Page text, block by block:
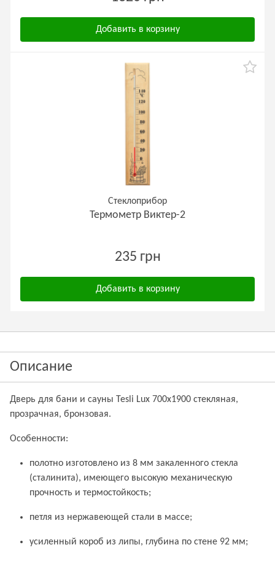
Добавить в корзину
Стеклоприбор
Термометр Виктер-2
235 грн
Добавить в корзину
Описание
Дверь для бани и сауны Tesli Lux 700х1900 стекляная,
прозрачная, бронзовая.
Особенности:
полотно изготовлено из 8 мм закаленного стекла
(сталинита), имеющего высокую механическую
прочность и термостойкость;
петля из нержавеющей стали в массе;
усиленный короб из липы, глубина по стене 92 мм;